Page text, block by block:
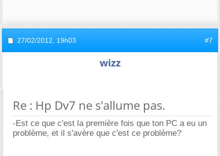
27/02/2012, 19h03 #7
wizz
Re : Hp Dv7 ne s'allume pas.
-Est ce que c'est la première fois que ton PC a eu un
problème, et il s'avère que c'est ce problème?